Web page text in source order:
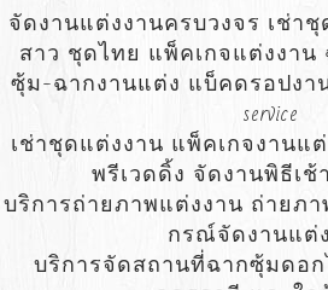
จัดงานแต่งงานครบวงจร เช่า
สาว ชุดไทย แพ็คเกจแต่งงา
ซุ้ม-ฉากงานแต่ง แบ็คดรอปงานแ
service
เช่าชุดแต่งงาน แพ็คเกจงานแ
พรีเวดดิ้ง จัดงานพิธีเ
บริการถ่ายภาพแต่งงาน ถ่ายภ
กรณ์จัดงานแต่
บริการจัดสถานที่ฉากซุ้มดอ